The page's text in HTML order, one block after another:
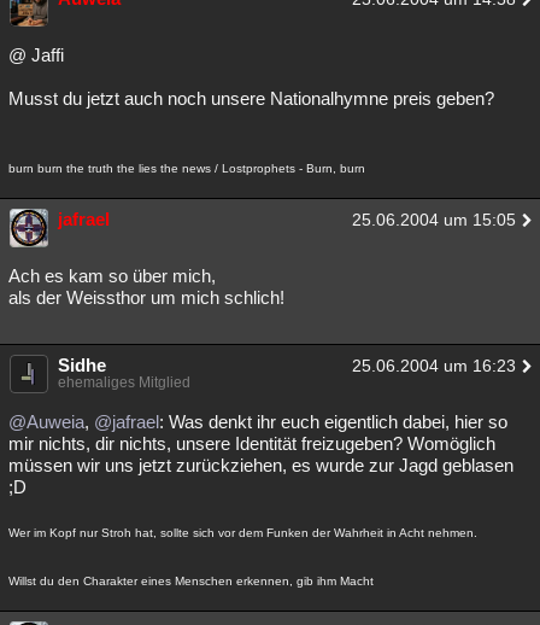
@ Jaffi
Musst du jetzt auch noch unsere Nationalhymne preis geben?
burn burn the truth the lies the news / Lostprophets - Burn, burn
jafrael 25.06.2004 um 15:05
Ach es kam so über mich,
als der Weissthor um mich schlich!
Sidhe 25.06.2004 um 16:23
ehemaliges Mitglied
@Auweia, @jafrael: Was denkt ihr euch eigentlich dabei, hier so
mir nichts, dir nichts, unsere Identität freizugeben? Womöglich
müssen wir uns jetzt zurückziehen, es wurde zur Jagd geblasen
;D
Wer im Kopf nur Stroh hat, sollte sich vor dem Funken der Wahrheit in Acht nehmen.
Willst du den Charakter eines Menschen erkennen, gib ihm Macht